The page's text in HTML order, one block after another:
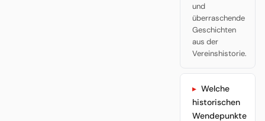
und
überraschende
Geschichten
aus der
Vereinshistorie.
Welche
historischen
Wendepunkte